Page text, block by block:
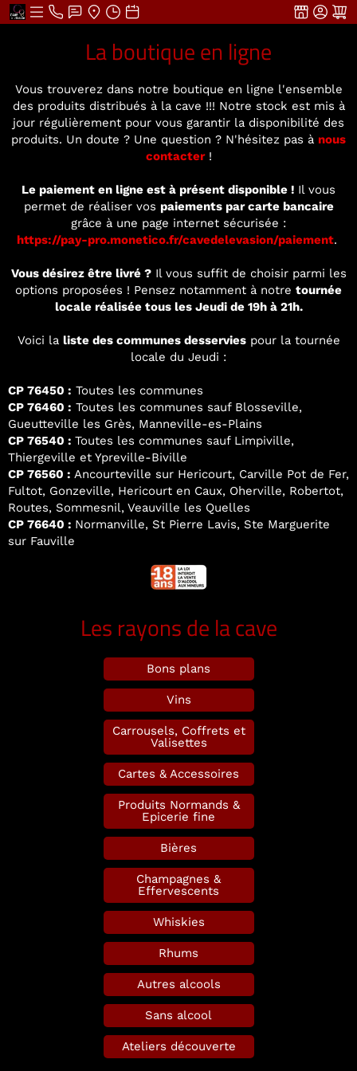
La boutique en ligne
Vous trouverez dans notre boutique en ligne l'ensemble
des produits distribués à la cave !!! Notre stock est mis à
jour régulièrement pour vous garantir la disponibilité des
produits. Un doute ? Une question ? N'hésitez pas à nous
contacter!
Le paiement en ligne est à présent disponible ! Il vous
permet de réaliser vos paiements par carte bancaire
grâce à une page internet sécurisée :
https://pay-pro.monetico.fr/cavedelevasion/paiement.
Vous désirez être livré ?Il vous suffit de choisir parmi les
options proposées ! Pensez notamment à notre tournée
locale réalisée tous les Jeudi de 19h à 21h.
Voici la liste des communes desserviespour la tournée
locale du Jeudi :
CP 76450 : Toutes les communes
CP 76460 : Toutes les communes sauf Blosseville,
Gueutteville les Grès, Manneville-es-Plains
CP 76540 : Toutes les communes sauf Limpiville,
Thiergeville et Ypreville-Biville
CP 76560 : Ancourteville sur Hericourt, Carville Pot de Fer,
Fultot, Gonzeville, Hericourt en Caux, Oherville, Robertot,
Routes, Sommesnil, Veauville les Quelles
CP 76640 : Normanville, St Pierre Lavis, Ste Marguerite
sur Fauville
Les rayons de la cave
Bons plans
Vins
Carrousels, Coffrets et
Valisettes
Cartes & Accessoires
Produits Normands &
Epicerie fine
Bières
Champagnes &
Effervescents
Whiskies
Rhums
Autres alcools
Sans alcool
Ateliers découverte